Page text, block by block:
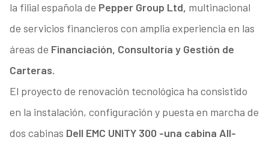
la filial española de Pepper Group Ltd, multinacional
de servicios financieros con amplia experiencia en las
áreas de Financiación, Consultoría y Gestión de
Carteras.
El proyecto de renovación tecnológica ha consistido
en la instalación, configuración y puesta en marcha de
dos cabinas Dell EMC UNITY 300 -una cabina All-